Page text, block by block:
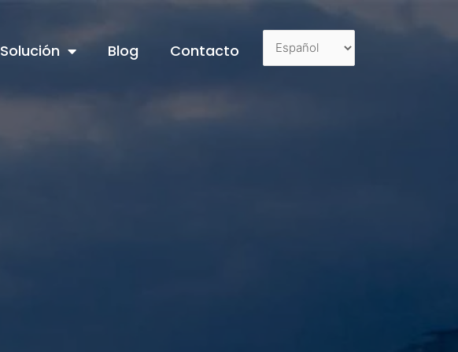
Solución Blog Contacto